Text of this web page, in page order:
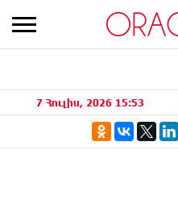
7 Հուլիս, 2026 15:53